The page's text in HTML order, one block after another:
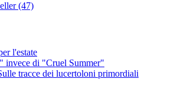
(47)
l'estate
invece di "Cruel Summer"
tracce dei lucertoloni primordiali